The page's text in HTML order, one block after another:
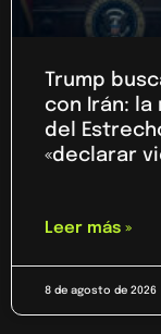
Trump
con Irán:
del
«declarar
Leer más »
8 de agosto de 2026